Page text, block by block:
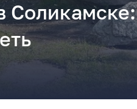
Соликамске: